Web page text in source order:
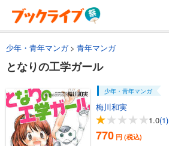
少年・青年マンガ 青年マンガ
となりの工学ガール
少年・青年マンガ
梅川和実
1.0(1)
770 円 (税込)